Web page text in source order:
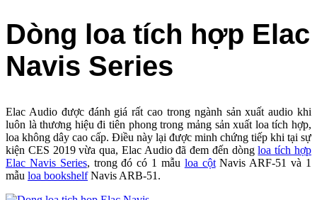
Dòng loa tích hợp Elac
Navis Series
Elac Audio được đánh giá rất cao trong ngành sản xuất audio khi
luôn là thương hiệu đi tiên phong trong mảng sản xuất loa tích hợp,
loa không dây cao cấp. Điều này lại được minh chứng tiếp khi tại sự
kiện CES 2019 vừa qua, Elac Audio đã đem đến dòngloa tích hợp
Elac Navis Series, trong đó có 1 mẫu loa cộtNavis ARF-51 và 1
mẫu loa bookshelfNavis ARB-51.